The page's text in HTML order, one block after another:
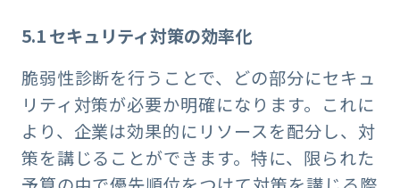
5.1セキュリティ対策の効率化
脆弱性診断を行うことで、どの部分にセキュ
リティ対策が必要か明確になります。これに
より、企業は効果的にリソースを配分し、対
策を講じることができます。特に、限られた